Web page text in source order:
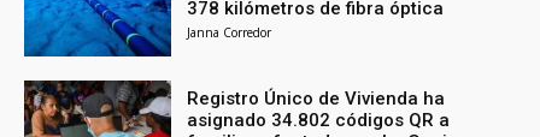
378 kilómetros de fibra óptica
Janna Corredor
Registro Único de Vivienda ha
asignado 34.802 códigos QR a